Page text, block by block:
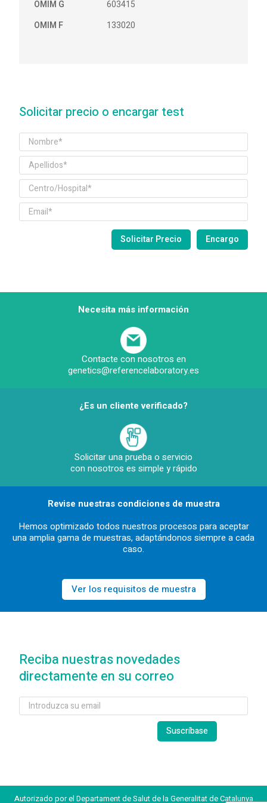
OMIM G
603415
OMIM F
133020
Solicitar precio o encargar test
Necesita más información
Contacte con nosotros en
genetics@referencelaboratory.es
¿Es un cliente verificado?
Solicitar una prueba o servicio
con nosotros es simple y rápido
Revise nuestras condiciones de muestra
Hemos optimizado todos nuestros procesos para aceptar
una amplia gama de muestras, adaptándonos siempre a cada
caso.
Ver los requisitos de muestra
Reciba nuestras novedades
directamente en su correo
Autorizado por el Departament de Salut de la Generalitat de Catalunya